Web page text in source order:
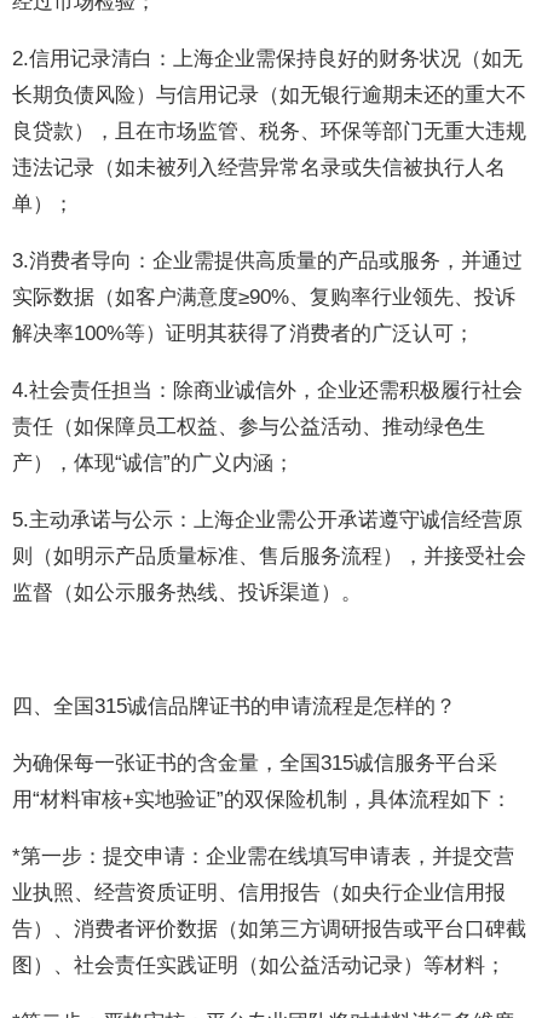
2.信用记录清白：上海企业需保持良好的财务状况（如无
长期负债风险）与信用记录（如无银行逾期未还的重大不
良贷款），且在市场监管、税务、环保等部门无重大违规
违法记录（如未被列入经营异常名录或失信被执行人名
单）；
3.消费者导向：企业需提供高质量的产品或服务，并通过
实际数据（如客户满意度≥90%、复购率行业领先、投诉
解决率100%等）证明其获得了消费者的广泛认可；
4.社会责任担当：除商业诚信外，企业还需积极履行社会
责任（如保障员工权益、参与公益活动、推动绿色生
产），体现“诚信”的广义内涵；
5.主动承诺与公示：上海企业需公开承诺遵守诚信经营原
则（如明示产品质量标准、售后服务流程），并接受社会
监督（如公示服务热线、投诉渠道）。
四、全国315诚信品牌证书的申请流程是怎样的？
为确保每一张证书的含金量，全国315诚信服务平台采
用“材料审核+实地验证”的双保险机制，具体流程如下：
*第一步：提交申请：企业需在线填写申请表，并提交营
业执照、经营资质证明、信用报告（如央行企业信用报
告）、消费者评价数据（如第三方调研报告或平台口碑截
图）、社会责任实践证明（如公益活动记录）等材料；